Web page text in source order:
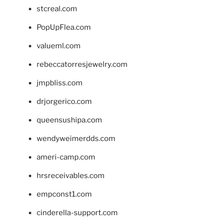
stcreal.com
PopUpFlea.com
valueml.com
rebeccatorresjewelry.com
jmpbliss.com
drjorgerico.com
queensushipa.com
wendyweimerdds.com
ameri-camp.com
hrsreceivables.com
empconst1.com
cinderella-support.com